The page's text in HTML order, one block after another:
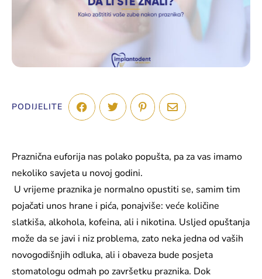
PODIJELITE
Praznična euforija nas polako popušta, pa za vas imamo
nekoliko savjeta u novoj godini.
U vrijeme praznika je normalno opustiti se, samim tim
pojačati unos hrane i pića, ponajviše: veće količine
slatkiša, alkohola, kofeina, ali i nikotina. Usljed opuštanja
može da se javi i niz problema, zato neka jedna od vaših
novogodišnjih odluka, ali i obaveza bude posjeta
stomatologu odmah po završetku praznika. Dok